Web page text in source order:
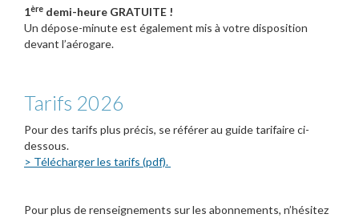
1ère demi-heure GRATUITE !
Un dépose-minute est également mis à votre disposition
devant l’aérogare.
Tarifs 2026
Pour des tarifs plus précis, se référer au guide tarifaire ci-
dessous.
> Télécharger les tarifs (pdf).
Pour plus de renseignements sur les abonnements, n’hésitez